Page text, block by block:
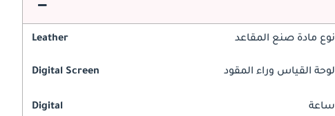
نوع مادة صنع المقاعد Leather
لوحة القياس وراء المقود Digital Screen
ساعة Digital